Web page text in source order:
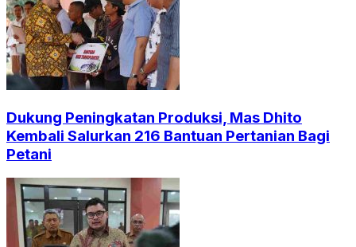
Dukung Peningkatan Produksi, Mas Dhito
Kembali Salurkan 216 Bantuan Pertanian Bagi
Petani